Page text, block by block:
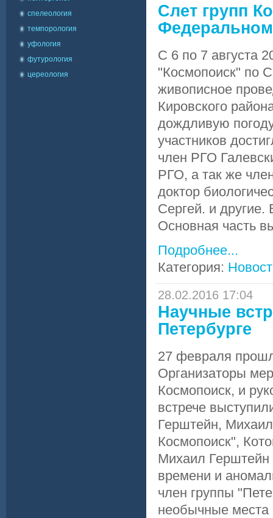
спелеология
темпорология
уфология
футурология
цереология
Слет групп
C 6 по 7 августа
"Космопоиск" по
живописное
Кировского
дождливую
участников
член РГО
РГО, а так же
доктор
Сергей. и
Основная часть
Подробнее...
Категория:
28.02.2016 17:04
Научные
Петербурге
27 февраля
Организаторы
Космопоиск, и
встрече
Герштейн,
Космопоиск",
Михаил
времени и
член группы
необычные места